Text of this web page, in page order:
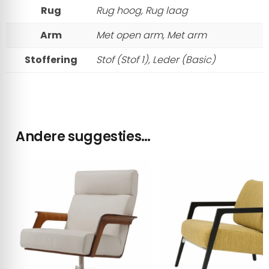
Deze website maakt gebruik van cookies
We gebruiken cookies om content en advertenties te
personaliseren, om functies voor social media te bieden en
om ons websiteverkeer te analyseren. Ook delen we
informatie over uw gebruik van onze site met onze partners
Rug
Rug hoog, Rug laag
Arm
Met open arm, Met arm
Stoffering
Stof (Stof 1), Leder (Basic)
Andere suggesties…